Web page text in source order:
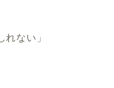
れない」